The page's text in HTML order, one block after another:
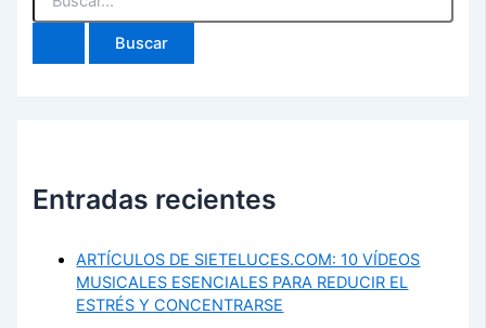
por:
Entradas recientes
ARTÍCULOS DE SIETELUCES.COM: 10 VÍDEOS
MUSICALES ESENCIALES PARA REDUCIR EL
ESTRÉS Y CONCENTRARSE